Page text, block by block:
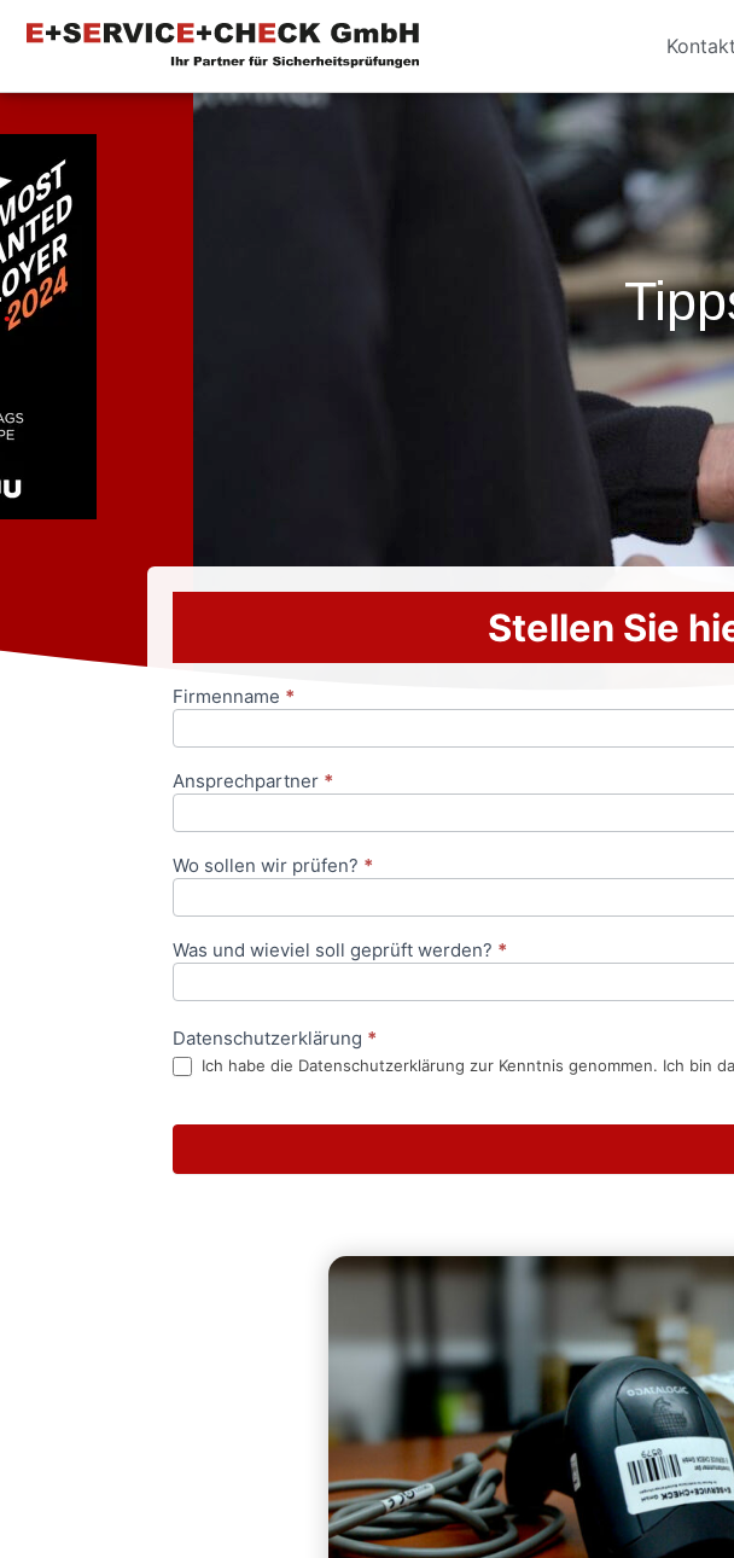
Kontakt
Stellen Sie
Anfrageformular
Firmenname *
Ansprechpartner *
Wo sollen wir prüfen? *
Was und wieviel soll geprüft werden? *
Datenschutzerklärung *
Ich habe die Datenschutzerklärung zur Kenntnis genommen. Ich bin